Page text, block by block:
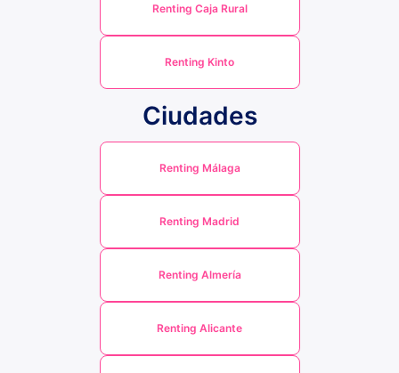
Renting Caja Rural
Renting Kinto
Ciudades
Renting Málaga
Renting Madrid
Renting Almería
Renting Alicante